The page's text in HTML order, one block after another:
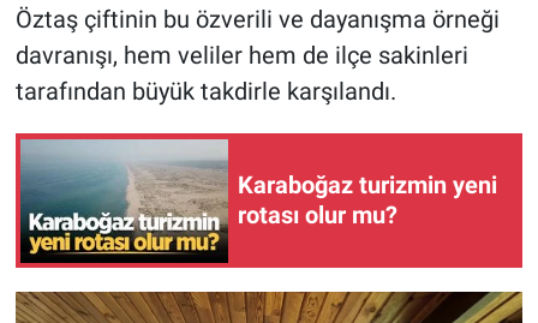
Öztaş çiftinin bu özverili ve dayanışma örneği
davranışı, hem veliler hem de ilçe sakinleri
tarafından büyük takdirle karşılandı.
Karaboğaz turizmin yeni
rotası olur mu?